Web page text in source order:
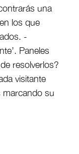
una
los que
-
Paneles
resolverlos?
visitante
marcando su